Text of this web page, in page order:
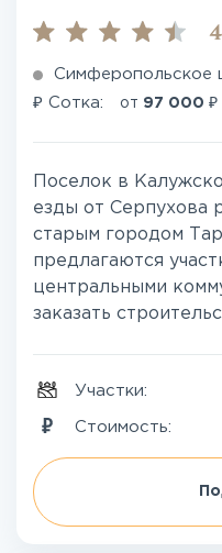
Симферопольское
₽ Сотка: от 97 000 ₽
Поселок в
езды от Серпухова
старым городом
предлагаются
центральными
заказать
Участки:
Стоимость: